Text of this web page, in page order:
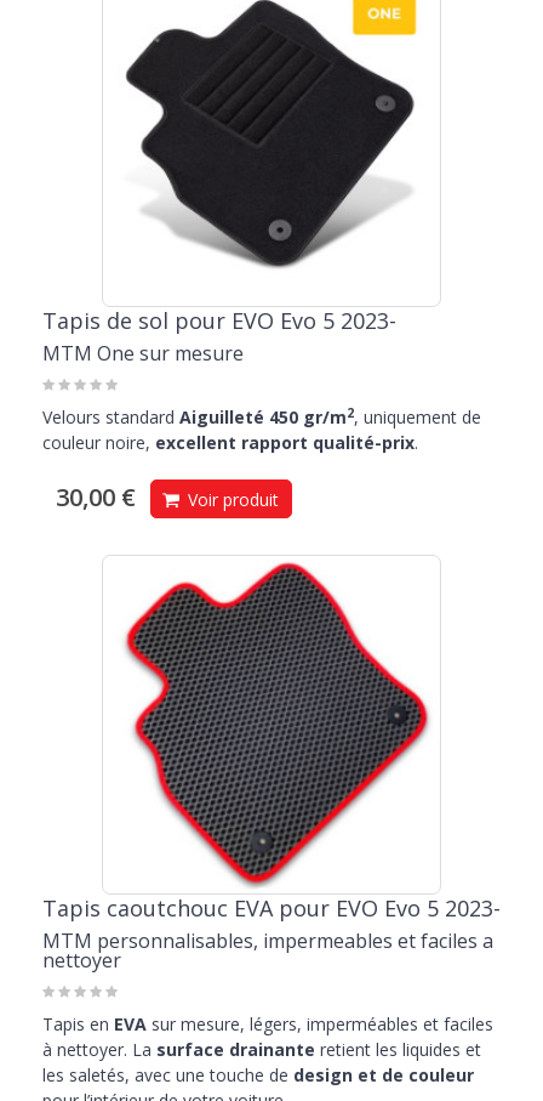
Tapis de sol pour EVO Evo 5 2023-
MTM One sur mesure
Velours standard Aiguilleté 450 gr/m2, uniquement de
couleur noire, excellent rapport qualité-prix.
30,00 € Voir produit
Tapis caoutchouc EVA pour EVO Evo 5 2023-
MTM personnalisables, impermeables et faciles a
nettoyer
Tapis en EVA sur mesure, légers, imperméables et faciles
à nettoyer. La surface drainante retient les liquides et
les saletés, avec une touche de design et de couleur